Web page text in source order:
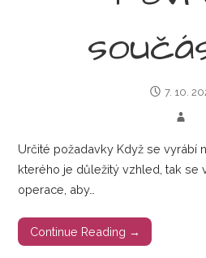
7. 10.
Určité požadavky Když se vyrábí
kterého je důležitý vzhled, tak se
operace, aby…
Continue Reading →